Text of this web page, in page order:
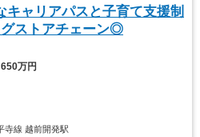
キャリアパスと子育て支援制
ストアチェーン◎
万円
寺線 越前開発駅